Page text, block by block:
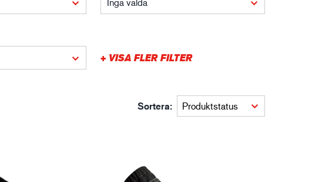
XTRM™
+ VISA FLER FILTER
Sortera: